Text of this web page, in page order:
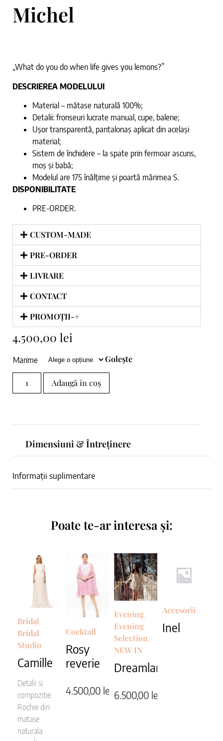
Michel
„What do you do when life gives you lemons?”
DESCRIEREA MODELULUI
Material – mătase naturală 100%;
Detalii: fronseuri lucrate manual, cupe, balene;
Ușor transparentă, pantalonaș aplicat din același
material;
Sistem de închidere – la spate prin fermoar ascuns,
moș și babă;
Modelul are 175 înălțime și poartă mărimea S.
DISPONIBILITATE
PRE-ORDER.
CUSTOM-MADE
PRE-ORDER
LIVRARE
CONTACT
PROMOȚII-+
4.500,00 lei
Marime Golește
Adaugă în coș
Dimensiuni & Întreținere
Informații suplimentare
Poate te-ar interesa și:
Bridal
Bridal
Studio
Camille
Detalii si
compozitie:
Rochie din
matase
naturala
Cocktail
Rosy
reverie
4.500,00 lei
Evening,
Evening
Selection,
NEW IN
Dreamland
6.500,00 lei
Accesorii
Inel